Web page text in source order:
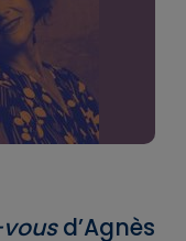
d’Agnès